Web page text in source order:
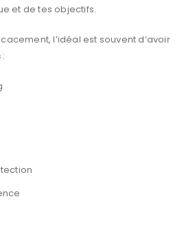
et de tes objectifs.
l’idéal est souvent d’avoir
: